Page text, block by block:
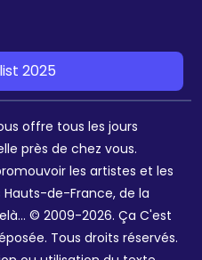
2025
offre tous les jours
près de chez vous.
les artistes et les
de-France, de la
© 2009-2026. Ça C'est
Tous droits réservés.